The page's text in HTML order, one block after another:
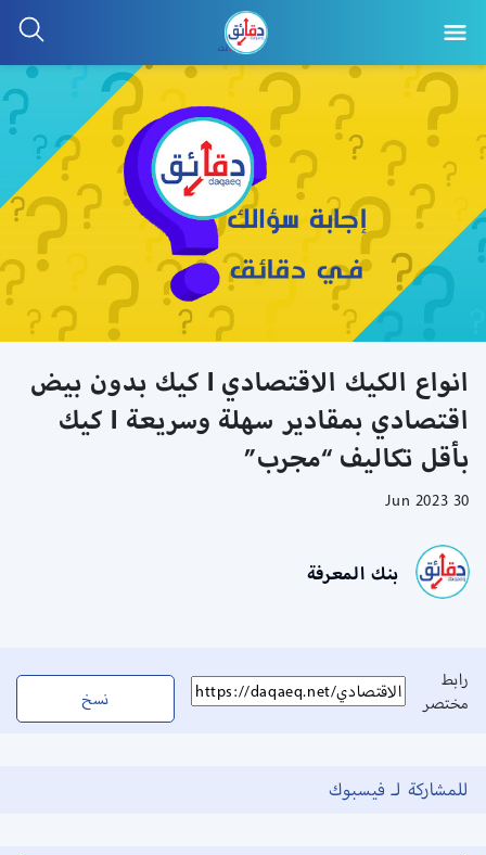
انواع الكيك الاقتصادي l كيك بدون بيض
اقتصادي بمقادير سهلة وسريعة l كيك
بأقل تكاليف “مجرب”
30 Jun 2023
بنك المعرفة
رابط
مختصر
نسخ
للمشاركة لـ فيسبوك